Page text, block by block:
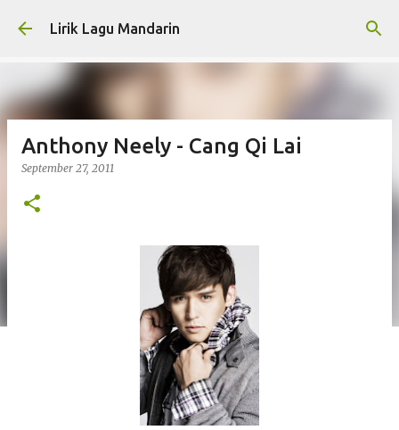
Skip to main content
Lirik Lagu Mandarin
Anthony Neely - Cang Qi Lai
September 27, 2011